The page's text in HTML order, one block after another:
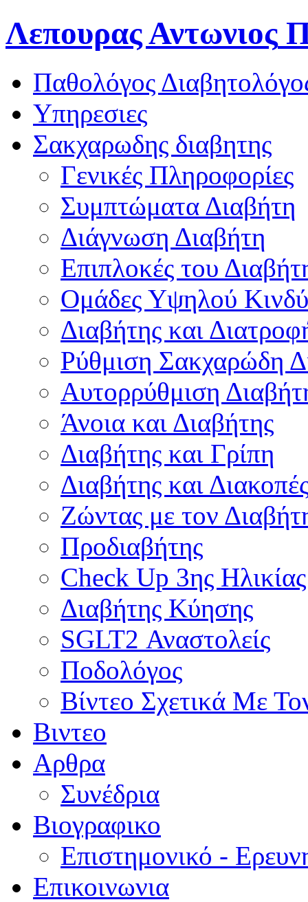
Λεπουρας Αντωνιος
Παθολόγος
Υπηρεσιες
Σακχαρωδης διαβητης
Γενικές Πληροφορίες
Συμπτώματα Διαβήτη
Διάγνωση Διαβήτη
Επιπλοκές του
Oμάδες Υψηλού
Διαβήτης και
Ρύθμιση Σακχαρώδη
Αυτορρύθμιση
Άνοια και Διαβήτης
Διαβήτης και Γρίπη
Διαβήτης και
Ζώντας με τον
Προδιαβήτης
Check Up 3ης Ηλικίας
Διαβήτης Κύησης
SGLT2 Αναστολείς
Ποδολόγος
Βίντεο Σχετικά Με
Βιντεο
Αρθρα
Συνέδρια
Βιογραφικο
Επιστημονικό -
Επικοινωνια